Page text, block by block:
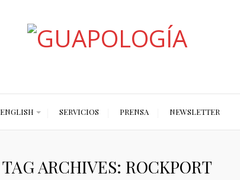
ENGLISH SERVICIOS PRENSA NEWSLETTER
TAG ARCHIVES: ROCKPORT